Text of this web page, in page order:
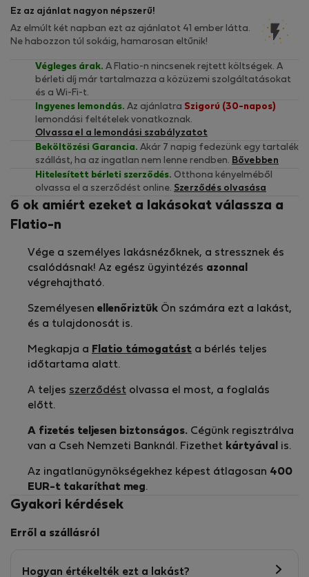
Ez az ajánlat nagyon népszerű!
Az elmúlt két napban ezt az ajánlatot 41 ember látta.
Ne habozzon túl sokáig, hamarosan eltűnik!
Végleges árak. A Flatio-n nincsenek rejtett költségek. A
bérleti díj már tartalmazza a közüzemi szolgáltatásokat
és a Wi-Fi-t.
Ingyenes lemondás. Az ajánlatra Szigorú (30-napos)
lemondási feltételek vonatkoznak.
Olvassa el a lemondási szabályzatot
Beköltözési Garancia. Akár 7 napig fedezünk egy tartalék
szállást, ha az ingatlan nem lenne rendben. Bővebben
Hitelesített bérleti szerződés. Otthona kényelméből
olvassa el a szerződést online. Szerződés olvasása
6 ok amiért ezeket a lakásokat válassza a
Flatio-n
Vége a személyes lakásnézőknek, a stressznek és
csalódásnak! Az egész ügyintézés azonnal
végrehajtható.
Személyesen ellenőriztük Ön számára ezt a lakást,
és a tulajdonosát is.
Megkapja a Flatio támogatást a bérlés teljes
időtartama alatt.
A teljes szerződést olvassa el most, a foglalás
előtt.
A fizetés teljesen biztonságos. Cégünk regisztrálva
van a Cseh Nemzeti Banknál. Fizethet kártyával is.
Az ingatlanügynökségekhez képest átlagosan 400
EUR-t takaríthat meg.
Gyakori kérdések
Erről a szállásról
Hogyan értékelték ezt a lakást?